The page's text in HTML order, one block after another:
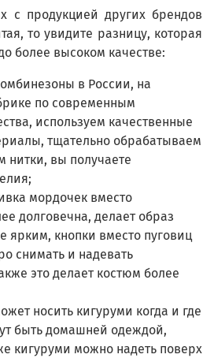
с продукцией других брендов
то увидите разницу, которая
более высоком качестве:
в России, на
по современным
используем качественные
тщательно обрабатываем
нитки, вы получаете
мордочек вместо
долговечна, делает образ
ярким, кнопки вместо пуговиц
снимать и надевать
это делает костюм более
носить кигуруми когда и где
быть домашней одеждой,
кигуруми можно надеть поверх